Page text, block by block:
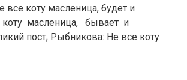
коту масленица, будет и
коту масленица, бывает и
пост; Рыбникова: Не все коту